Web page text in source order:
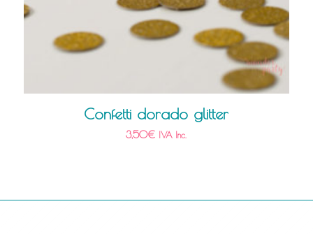
Confetti dorado glitter
3,50€ IVA Inc.